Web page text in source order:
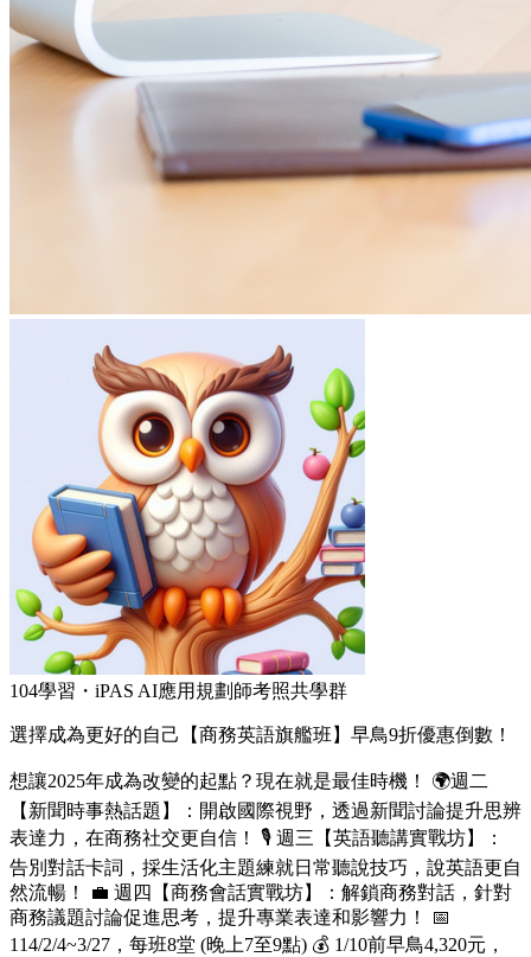
104學習・iPAS AI應用規劃師考照共學群
選擇成為更好的自己【商務英語旗艦班】早鳥9折優惠倒數！
想讓2025年成為改變的起點？現在就是最佳時機！ 🌍週二
【新聞時事熱話題】：開啟國際視野，透過新聞討論提升思辨
表達力，在商務社交更自信！ 🎙️ 週三【英語聽講實戰坊】：
告別對話卡詞，採生活化主題練就日常聽說技巧，說英語更自
然流暢！ 💼 週四【商務會話實戰坊】：解鎖商務對話，針對
商務議題討論促進思考，提升專業表達和影響力！ 📅
114/2/4~3/27，每班8堂 (晚上7至9點) 💰 1/10前早鳥4,320元，